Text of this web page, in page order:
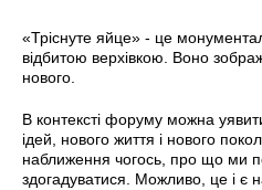
«Тріснуте яйце» - це
відбитою верхівкою. Воно
нового.
В контексті форуму можна
ідей, нового життя і нового
наближення чогось, про що ми
здогадуватися. Можливо, це і є